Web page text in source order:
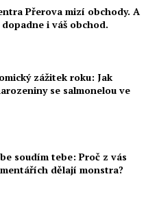
Přerova mizí obchody. A
i váš obchod.
zážitek roku: Jak
se salmonelou ve
soudím tebe: Proč z vás
dělají monstra?